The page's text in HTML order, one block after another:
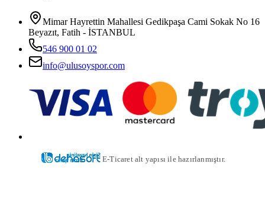
Mimar Hayrettin Mahallesi Gedikpaşa Cami Sokak No 16
Beyazıt, Fatih - İSTANBUL
546 900 01 02
info@ulusoyspor.com
E-Ticaret alt yapısı ile hazırlanmıştır.